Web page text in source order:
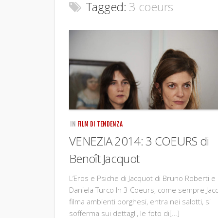
Tagged: 3 coeurs
IN FILM DI TENDENZA
VENEZIA 2014: 3 COEURS di
Benoît Jacquot
L’Eros e Psiche di Jacquot di Bruno Roberti e
Daniela Turco In 3 Coeurs, come sempre
filma ambienti borghesi, entra nei salotti, si
sofferma sui dettagli, le foto di[…]